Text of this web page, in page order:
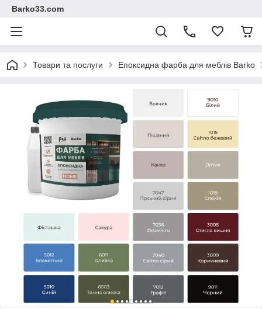
Barko33.com
Товари та послуги Епоксидна фарба для меблів Barko